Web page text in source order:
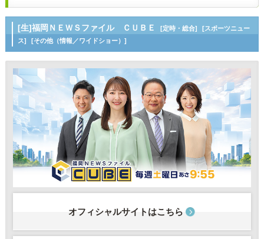
[生]福岡ＮＥＷＳファイル ＣＵＢＥ [定時・総合]
[スポーツニュー
ス]
[その他（情報／ワイドショー）]
オフィシャルサイトはこちら